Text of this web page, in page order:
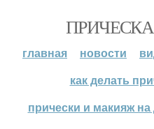
главная новости
как делать
прически и макияж